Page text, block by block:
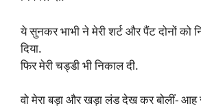
ये सुनकर भाभी ने मेरी शर्ट और पैंट दोनों
दिया.
फिर मेरी चड्डी भी निकाल दी.
वो मेरा बड़ा और खड़ा लंड देख कर बोलीं-